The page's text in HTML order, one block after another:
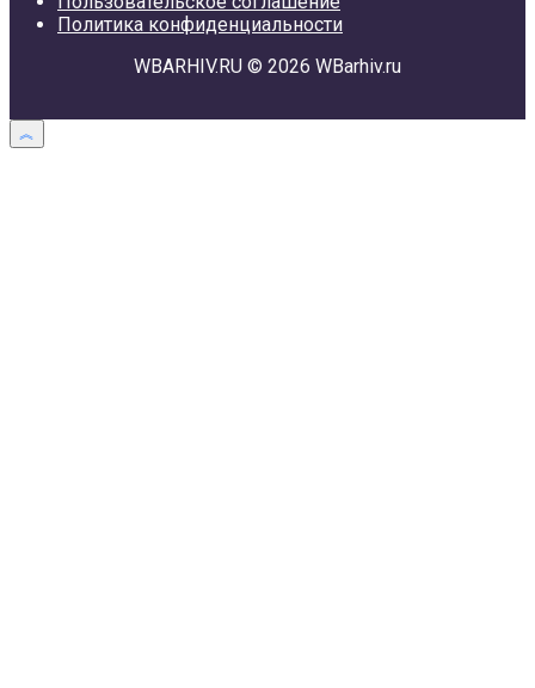
Политика конфиденциальности
WBARHIV.RU © 2026 WBarhiv.ru